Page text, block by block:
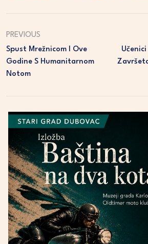
PREVIOUS
Spust Mrežnicom I Ove
Godine S Humanitarnom
Notom